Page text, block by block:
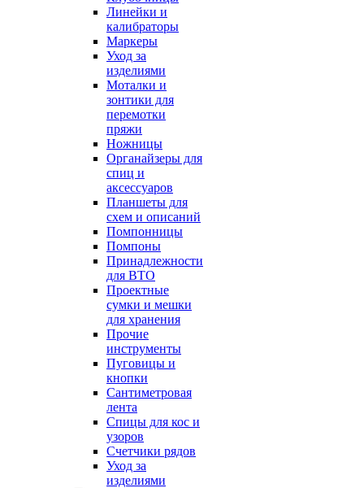
Линейки и
калибраторы
Маркеры
Уход за
изделиями
Моталки и
зонтики для
перемотки
пряжи
Ножницы
Органайзеры для
спиц и
аксессуаров
Планшеты для
схем и описаний
Помпонницы
Помпоны
Принадлежности
для ВТО
Проектные
сумки и мешки
для хранения
Прочие
инструменты
Пуговицы и
кнопки
Сантиметровая
лента
Спицы для кос и
узоров
Счетчики рядов
Уход за
изделиями